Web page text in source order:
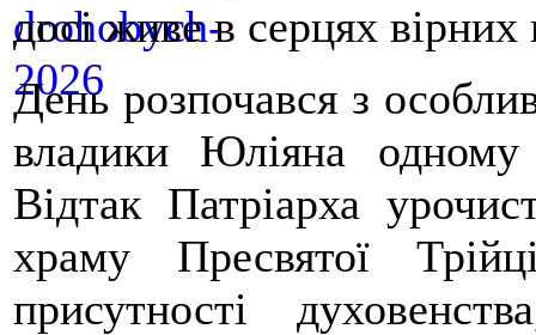
досі живе в серцях
День розпочався з
владики Юліяна одному
Відтак Патріарха
храму Пресвятої
присутності